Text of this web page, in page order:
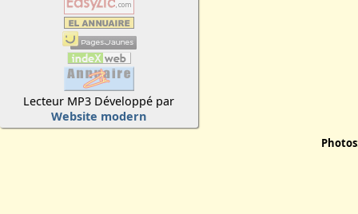
Lecteur MP3 Développé par
Website modern